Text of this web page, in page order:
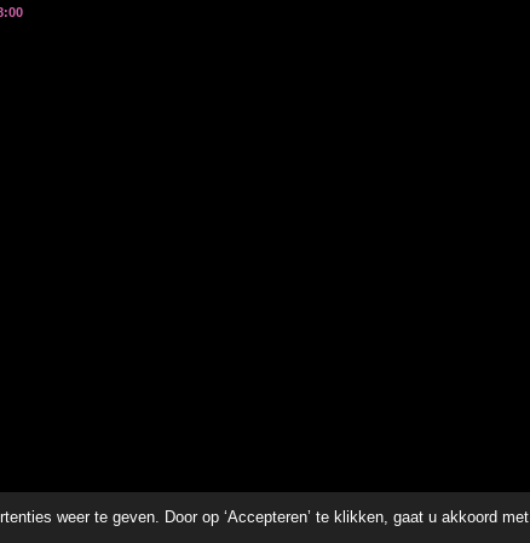
weer te geven. Door op ‘Accepteren’ te klikken, gaat u akkoord met